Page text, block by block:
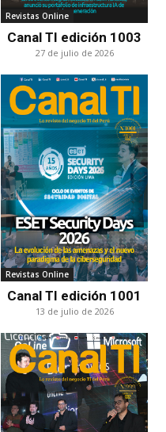
Revistas Online
Canal TI edición 1003
27 de julio de 2026
Revistas Online
Canal TI edición 1001
13 de julio de 2026